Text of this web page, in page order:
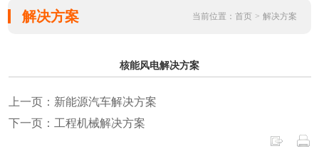
解决方案 当前位置： 首页 > 解决方案
核能风电解决方案
上一页：新能源汽车解决方案
下一页：工程机械解决方案